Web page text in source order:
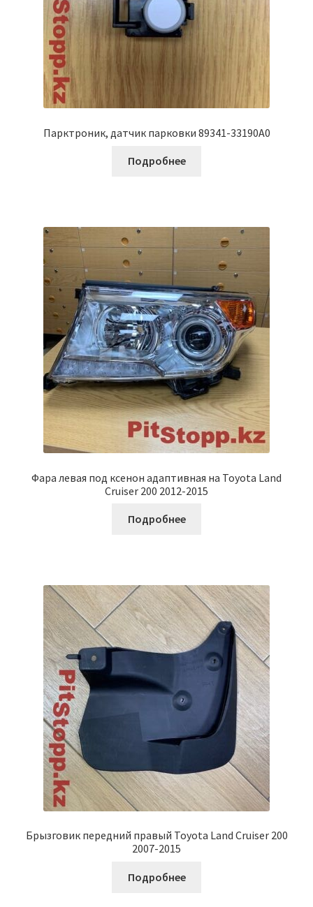
Парктроник, датчик парковки 89341-33190A0
Подробнее
Фара левая под ксенон адаптивная на Toyota Land
Cruiser 200 2012-2015
Подробнее
Брызговик передний правый Toyota Land Cruiser 200
2007-2015
Подробнее